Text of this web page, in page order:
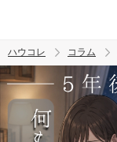
トレンド ワード
ハウコレ コラム